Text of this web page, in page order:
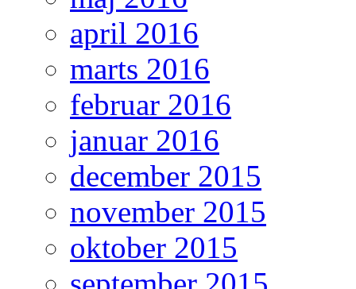
april 2016
marts 2016
februar 2016
januar 2016
december 2015
november 2015
oktober 2015